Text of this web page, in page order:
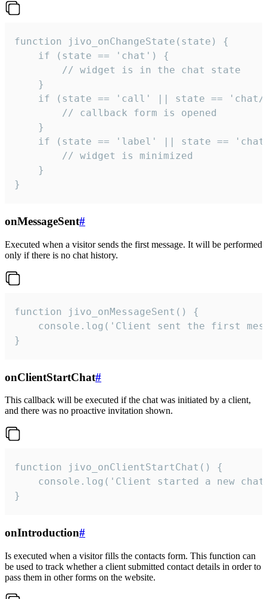
function jivo_onChangeState(state) {
    if (state == 'chat') {
        // widget is in the chat state
    }
if (state == 'call' || state ==
        // callback form is opened
    }
if (state == 'label' || state ==
        // widget is minimized
    }
}
onMessageSent#
Executed when a visitor sends the first message. It will be performed
only if there is no chat history.
function jivo_onMessageSent() {
console.log('Client sent the first
}
onClientStartChat#
This callback will be executed if the chat was initiated by a client,
and there was no proactive invitation shown.
function jivo_onClientStartChat() {
console.log('Client started a new
}
onIntroduction#
Is executed when a visitor fills the contacts form. This function can
be used to track whether a client submitted contact details in order to
pass them in other forms on the website.